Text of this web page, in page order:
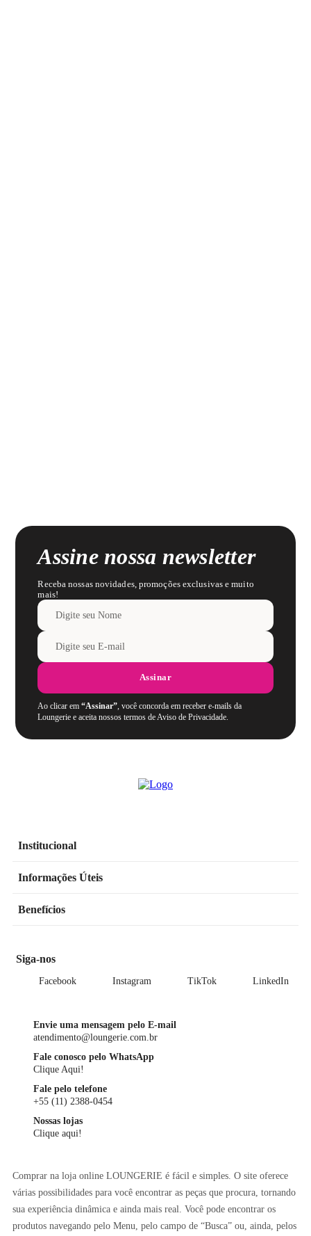
Assine nossa newsletter
Receba nossas novidades, promoções exclusivas e muito
mais!
Assinar
Ao clicar em“Assinar”, você concorda em receber e-mails da
Loungerie e aceita nossos termos de Aviso de Privacidade.
Institucional
Informações Úteis
Benefícios
Siga-nos
Facebook Instagram TikTok LinkedIn
Envie uma mensagem pelo E-mail
atendimento@loungerie.com.br
Fale conosco pelo WhatsApp
Clique Aqui!
Fale pelo telefone
+55 (11) 2388-0454
Nossas lojas
Clique aqui!
Comprar na loja online LOUNGERIE é fácil e simples. O site oferece
várias possibilidades para você encontrar as peças que procura, tornando
sua experiência dinâmica e ainda mais real. Você pode encontrar os
produtos navegando pelo Menu, pelo campo de “Busca” ou, ainda, pelos